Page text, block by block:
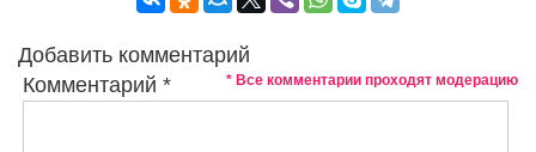
Добавить комментарий
* Все комментарии проходят модерацию
Комментарий*